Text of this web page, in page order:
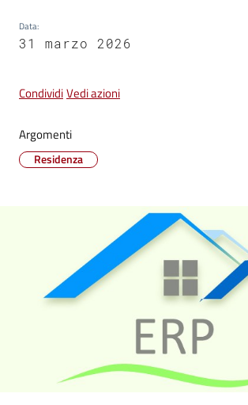
Data:
31 marzo 2026
CondividiVedi azioni
Argomenti
Residenza